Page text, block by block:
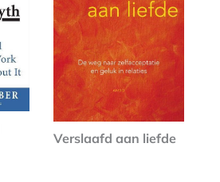
Verslaafd aan liefde